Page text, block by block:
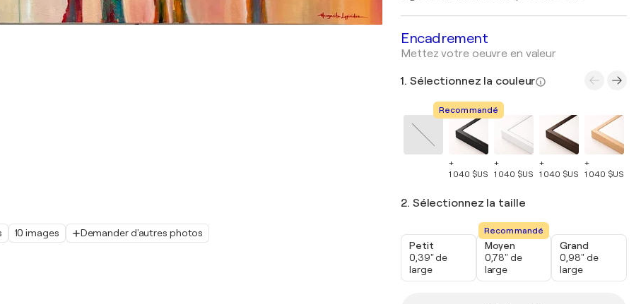
10 images Demander d'autres photos
Encadrement
Mettez votre oeuvre en valeur
1. Sélectionnez la couleur
Recommandé
+
1 040 $US
+
1 040 $US
+
1 040 $US
+
1 040 $US
2. Sélectionnez la taille
Petit
0,39" de
large
Recommandé
Moyen
0,78" de
large
Grand
0,98" de
large